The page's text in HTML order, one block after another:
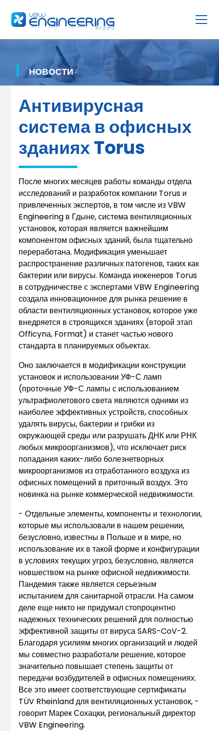
НОВОСТИ
Антивирусная
система в офисных
зданиях Torus
После многих месяцев работы команды отдела
исследований и разработок компании Torus и
привлеченных экспертов, в том числе из VBW
Engineering в Гдыне, система вентиляционных
установок, которая является важнейшим
компонентом офисных зданий, была тщательно
переработана. Модификация уменьшает
распространение различных патогенов, таких как
бактерии или вирусы. Команда инженеров Torus
в сотрудничестве с экспертами VBW Engineering
создала инновационное для рынка решение в
области вентиляционных установок, которое уже
внедряется в строящихся зданиях (второй этап
Officynа, Format) и станет частью нового
стандарта в планируемых объектах.
Оно заключается в модификации конструкции
установок и использовании УФ-С ламп
(проточные УФ-С лампы с использованием
ультрафиолетового света являются одними из
наиболее эффективных устройств, способных
удалять вирусы, бактерии и грибки из
окружающей среды или разрушать ДНК или РНК
любых микроорганизмов), что исключает риск
попадания каких-либо болезнетворных
микроорганизмов из отработанного воздуха из
офисных помещений в приточный воздух. Это
новинка на рынке коммерческой недвижимости.
- Отдельные элементы, компоненты и технологии,
которые мы использовали в нашем решении,
безусловно, известны в Польше и в мире, но
использование их в такой форме и конфигурации
в условиях текущих угроз, безусловно, является
новшеством на рынке офисной недвижимости.
Пандемия также является серьезным
испытанием для санитарной отрасли. На самом
деле еще никто не придумал стопроцентно
надежных технических решений для полностью
эффективной защиты от вируса SARS-CoV-2.
Благодаря усилиям многих организаций и людей
мы совместно разработали решение, которое
значительно повышает степень защиты от
передачи возбудителей в офисных помещениях.
Все это имеет соответствующие сертификаты
TÜV Rheinland для вентиляционных установок, -
говорит Марек Сохацки, региональный директор
VBW Engineering.